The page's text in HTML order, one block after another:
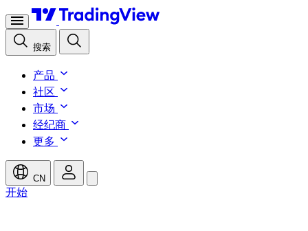
搜索
产品
社区
市场
经纪商
更多
CN
开始